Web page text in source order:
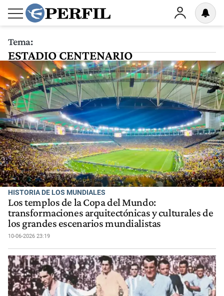
Tema:
ESTADIO CENTENARIO
HISTORIA DE LOS MUNDIALES
Los templos de la Copa del Mundo:
transformaciones arquitectónicas y culturales de
los grandes escenarios mundialistas
10-06-2026 23:19